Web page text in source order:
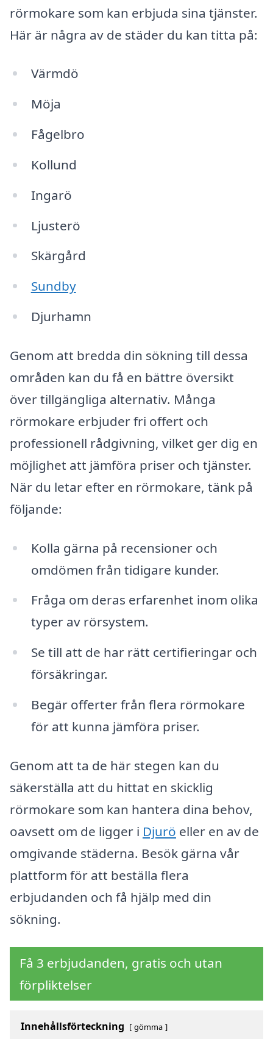
rörmokare som kan erbjuda sina tjänster.
Här är några av de städer du kan titta på:
Värmdö
Möja
Fågelbro
Kollund
Ingarö
Ljusterö
Skärgård
Sundby
Djurhamn
Genom att bredda din sökning till dessa
områden kan du få en bättre översikt
över tillgängliga alternativ. Många
rörmokare erbjuder fri offert och
professionell rådgivning, vilket ger dig en
möjlighet att jämföra priser och tjänster.
När du letar efter en rörmokare, tänk på
följande:
Kolla gärna på recensioner och
omdömen från tidigare kunder.
Fråga om deras erfarenhet inom olika
typer av rörsystem.
Se till att de har rätt certifieringar och
försäkringar.
Begär offerter från flera rörmokare
för att kunna jämföra priser.
Genom att ta de här stegen kan du
säkerställa att du hittat en skicklig
rörmokare som kan hantera dina behov,
oavsett om de ligger i Djurö eller en av de
omgivande städerna. Besök gärna vår
plattform för att beställa flera
erbjudanden och få hjälp med din
sökning.
Få 3 erbjudanden, gratis och utan
förpliktelser
Innehållsförteckning gömma